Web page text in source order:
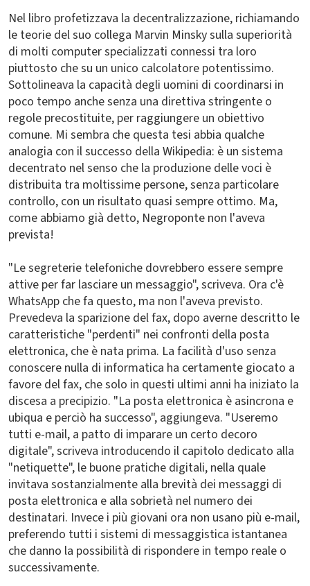
Nel libro profetizzava la decentralizzazione, richiamando
le teorie del suo collega Marvin Minsky sulla superiorità
di molti computer specializzati connessi tra loro
piuttosto che su un unico calcolatore potentissimo.
Sottolineava la capacità degli uomini di coordinarsi in
poco tempo anche senza una direttiva stringente o
regole precostituite, per raggiungere un obiettivo
comune. Mi sembra che questa tesi abbia qualche
analogia con il successo della Wikipedia: è un sistema
decentrato nel senso che la produzione delle voci è
distribuita tra moltissime persone, senza particolare
controllo, con un risultato quasi sempre ottimo. Ma,
come abbiamo già detto, Negroponte non l'aveva
prevista!
"Le segreterie telefoniche dovrebbero essere sempre
attive per far lasciare un messaggio", scriveva. Ora c'è
WhatsApp che fa questo, ma non l'aveva previsto.
Prevedeva la sparizione del fax, dopo averne descritto le
caratteristiche "perdenti" nei confronti della posta
elettronica, che è nata prima. La facilità d'uso senza
conoscere nulla di informatica ha certamente giocato a
favore del fax, che solo in questi ultimi anni ha iniziato la
discesa a precipizio. "La posta elettronica è asincrona e
ubiqua e perciò ha successo", aggiungeva. "Useremo
tutti e-mail, a patto di imparare un certo decoro
digitale", scriveva introducendo il capitolo dedicato alla
"netiquette", le buone pratiche digitali, nella quale
invitava sostanzialmente alla brevità dei messaggi di
posta elettronica e alla sobrietà nel numero dei
destinatari. Invece i più giovani ora non usano più e-mail,
preferendo tutti i sistemi di messaggistica istantanea
che danno la possibilità di rispondere in tempo reale o
successivamente.